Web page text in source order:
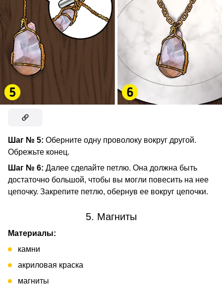
Шаг № 5: Оберните одну проволоку вокруг другой.
Обрежьте конец.
Шаг № 6: Далее сделайте петлю. Она должна быть
достаточно большой, чтобы вы могли повесить на нее
цепочку. Закрепите петлю, обернув ее вокруг цепочки.
5. Магниты
Материалы:
камни
акриловая краска
магниты